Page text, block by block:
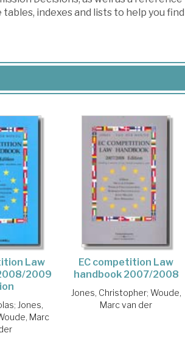
indexes and lists to help you
Law
2009
; Jones,
Marc
EC competition Law
handbook 2007/2008
Jones, Christopher; Woude,
Marc van der